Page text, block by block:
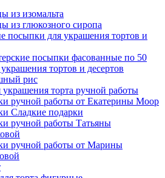
из изомальта
из глюкозного сиропа
посыпки для украшения тортов и
посыпки фасованные по 50
тортов и десертов
рис
торта ручной работы
ручной работы от Екатерины Моор
Сладкие подарки
ручной работы Татьяны
ручной работы от Марины